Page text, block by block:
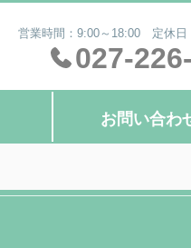
営業時間：9:00～18:00 定休日
027-
お問い合わ